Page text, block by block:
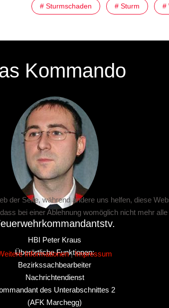
# Sturmschaden # Sturm #
Kommando
HBI Peter Kraus
Überörtliche Funktionen:
Bezirkssachbearbeiter
Nachrichtendienst
des Unterabschnittes 2
(AFK Marchegg)
der Seite, während andere uns helfen, diese
bei einer Ablehnung womöglich nicht mehr
Informationen|Impressum